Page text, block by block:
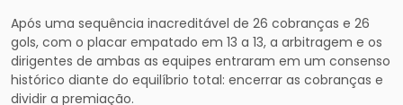
Após uma sequência inacreditável de 26 cobranças e 26
gols, com o placar empatado em 13 a 13, a arbitragem e os
dirigentes de ambas as equipes entraram em um consenso
histórico diante do equilíbrio total: encerrar as cobranças e
dividir a premiação.